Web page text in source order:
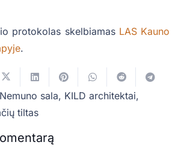
protokolas skelbiamas LAS Kauno
.
sala, KILD architektai,
tiltas